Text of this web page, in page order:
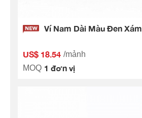
Ví Nam Dài Màu Đen Xám
US$ 18.54 /mảnh
MOQ 1 đơn vị